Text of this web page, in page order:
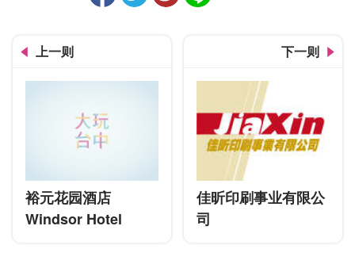
上一则
裕元花园酒店
Windsor Hotel
下一则
佳昕印刷事业有限公
司